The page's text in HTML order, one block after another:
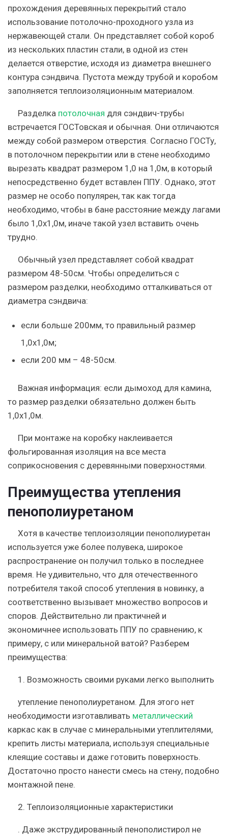
прохождения деревянных перекрытий стало
использование потолочно-проходного узла из
нержавеющей стали. Он представляет собой короб
из нескольких пластин стали, в одной из стен
делается отверстие, исходя из диаметра внешнего
контура сэндвича. Пустота между трубой и коробом
заполняется теплоизоляционным материалом.
Разделка потолочная для сэндвич-трубы
встречается ГОСТовская и обычная. Они отличаются
между собой размером отверстия. Согласно ГОСТу,
в потолочном перекрытии или в стене необходимо
вырезать квадрат размером 1,0 на 1,0м, в который
непосредственно будет вставлен ППУ. Однако, этот
размер не особо популярен, так как тогда
необходимо, чтобы в бане расстояние между лагами
было 1,0х1,0м, иначе такой узел вставить очень
трудно.
Обычный узел представляет собой квадрат
размером 48-50см. Чтобы определиться с
размером разделки, необходимо отталкиваться от
диаметра сэндвича:
если больше 200мм, то правильный размер
1,0х1,0м;
если 200 мм – 48-50см.
Важная информация: если дымоход для камина,
то размер разделки обязательно должен быть
1,0х1,0м.
При монтаже на коробку наклеивается
фольгированная изоляция на все места
соприкосновения с деревянными поверхностями.
Преимущества утепления
пенополиуретаном
Хотя в качестве теплоизоляции пенополиуретан
используется уже более полувека, широкое
распространение он получил только в последнее
время. Не удивительно, что для отечественного
потребителя такой способ утепления в новинку, а
соответственно вызывает множество вопросов и
споров. Действительно ли практичней и
экономичнее использовать ППУ по сравнению, к
примеру, с или минеральной ватой? Разберем
преимущества:
1. Возможность своими руками легко выполнить
утепление пенополиуретаном. Для этого нет
необходимости изготавливать металлический
каркас как в случае с минеральными утеплителями,
крепить листы материала, используя специальные
клеящие составы и даже готовить поверхность.
Достаточно просто нанести смесь на стену, подобно
монтажной пене.
2. Теплоизоляционные характеристики
. Даже экструдированный пенополистирол не